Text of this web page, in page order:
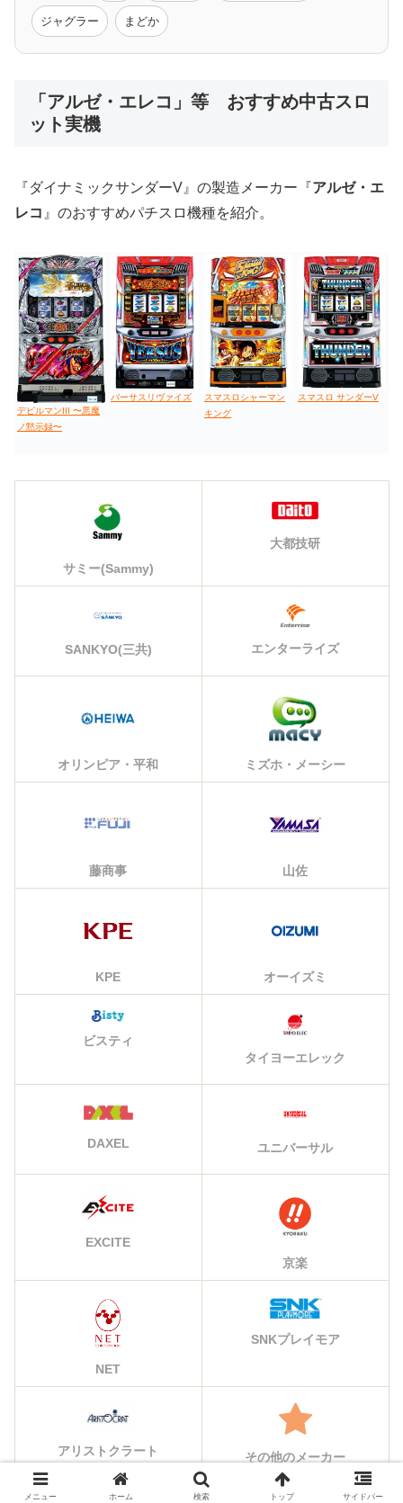
モンハン バイオ ペルソナ
値下げ台 ディスクアップ
ジャグラー まどか
「アルゼ・エレコ」等 おすすめ中古スロ
ット実機
『ダイナミックサンダーV』の製造メーカー『アルゼ・エ
レコ 』のおすすめパチスロ機種を紹介。
デビルマンIII 〜悪魔
ノ黙示録〜
バーサスリヴァイズ
スマスロシャーマン
キング
スマスロ サンダーV
サミー(Sammy)
大都技研
SANKYO(三共) エンターライズ
オリンピア・平和 ミズホ・メーシー
藤商事 山佐
KPE オーイズミ
ビスティ
タイヨーエレック
DAXEL ユニバーサル
EXCITE
京楽
NET
SNKプレイモア
アリストクラート その他のメーカー
メニュー ホーム 検索 トップ サイドバー